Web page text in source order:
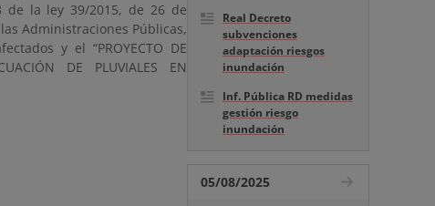
de la ley 39/2015, de 26 de
Administraciones Públicas,
y el “PROYECTO DE
DE PLUVIALES EN
Real Decreto
subvenciones
adaptación riesgos
inundación
Inf. Pública RD medidas
gestión riesgo
inundación
05/08/2025